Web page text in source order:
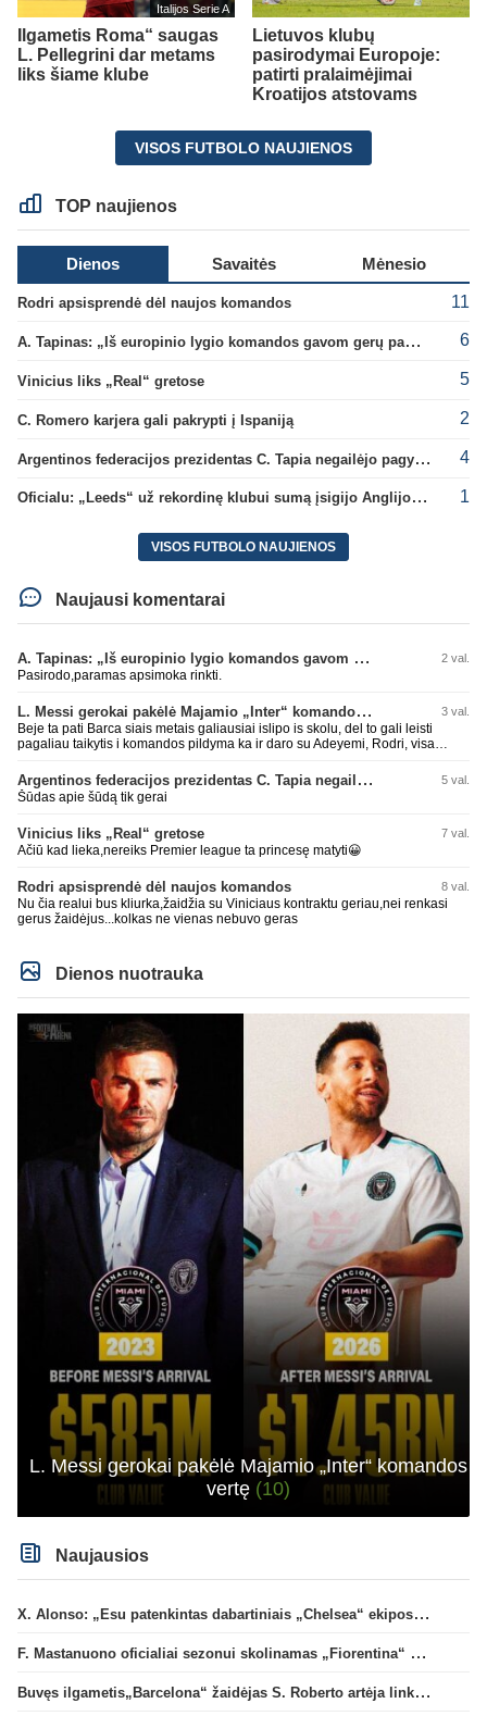
Italijos Serie A
Ilgametis Roma“ saugas
L. Pellegrini dar metams
liks šiame klube
Lietuvos klubų
pasirodymai Europoje:
patirti pralaimėjimai
Kroatijos atstovams
VISOS FUTBOLO NAUJIENOS
TOP naujienos
Dienos Savaitės Mėnesio
Rodri apsisprendė dėl naujos komandos 11
A. Tapinas: „Iš europinio lygio komandos gavom gerų pamokų“ 6
Vinicius liks „Real“ gretose 5
C. Romero karjera gali pakrypti į Ispaniją 2
Argentinos federacijos prezidentas C. Tapia negailėjo pagyrų G. Infantino 4
Oficialu: „Leeds“ už rekordinę klubui sumą įsigijo Anglijos rinktinės vartininką 1
VISOS FUTBOLO NAUJIENOS
Naujausi komentarai
A. Tapinas: „Iš europinio lygio komandos gavom gerų pamokų“ 2 val.
Pasirodo,paramas apsimoka rinkti.
L. Messi gerokai pakėlė Majamio „Inter“ komandos vertę 3 val.
Beje ta pati Barca siais metais galiausiai islipo is skolu, del to gali leisti
pagaliau taikytis i komandos pildyma ka ir daro su Adeyemi, Rodri, visa
Argentinos federacijos prezidentas C. Tapia negailėjo pagyrų G. Infantino 5 val.
Šūdas apie šūdą tik gerai
Vinicius liks „Real“ gretose 7 val.
Ačiū kad lieka,nereiks Premier league ta princesę matyti😀
Rodri apsisprendė dėl naujos komandos 8 val.
Nu čia realui bus kliurka,žaidžia su Viniciaus kontraktu geriau,nei renkasi
gerus žaidėjus...kolkas ne vienas nebuvo geras
Dienos nuotrauka
L. Messi gerokai pakėlė Majamio „Inter“ komandos
vertę (10)
Naujausios
X. Alonso: „Esu patenkintas dabartiniais „Chelsea“ ekipos vartininkais“
F. Mastanuono oficialiai sezonui skolinamas „Fiorentina“ ekipai
Buvęs ilgametis„Barcelona“ žaidėjas S. Roberto artėja link persikėlimo į MLS